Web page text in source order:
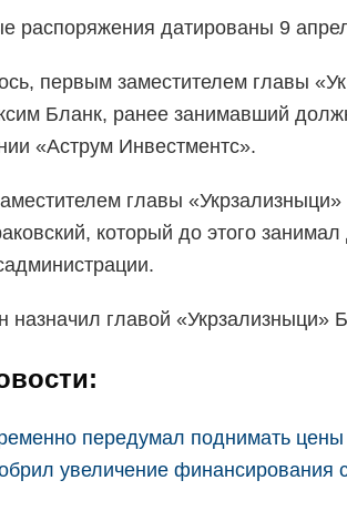
распоряжения датированы 9
первым заместителем главы
Бланк, ранее занимавший
«Аструм Инвестментс».
главы
который до этого занимал
назначил главой «Укрзализныци»
передумал поднимать цены
увеличение финансирования